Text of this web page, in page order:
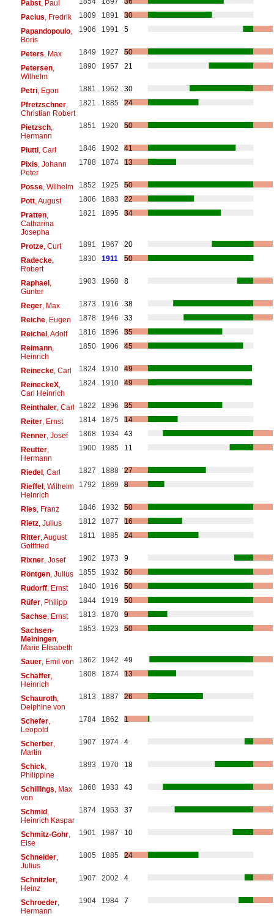
Pabst, Paul
Pacius , Fredrik 1809 1891
30
Papandopoulo,
Boris
1906 1991 5
Peters , Max 1849 1927
50
Petersen,
Wilhelm
1890 1957 21
Petri, Egon 1881 1962
30
Pfretzschner,
Christian Robert
1821 1885 24
Pietzsch,
Hermann
1851 1920 50
Piutti, Carl 1846 1902
41
Pixis , Johann
Peter
1788 1874 13
Posse, Wilhelm 1852 1925
50
Pott, August 1806 1883
22
Pratten,
Catharina
Josepha
1821 1895 34
Protze, Curt 1891 1967
20
Radecke,
Robert
1830 1911 50
Raphael,
Günter
1903 1960 8
Reger, Max 1873 1916
38
Reiche, Eugen 1878 1946
33
Reichel, Adolf 1816 1896
35
Reimann,
Heinrich
1850 1906 45
Reinecke, Carl 1824 1910
49
ReineckeX,
Carl Heinrich
1824 1910 49
Reinthaler, Carl 1822 1896
35
Reiter, Ernst 1814 1875
14
Renner, Josef 1868 1934
43
Reutter,
Hermann
1900 1985 11
Riedel, Carl 1827 1888
27
Rieffel, Wilhelm
Heinrich
1792 1869 8
Ries , Franz 1846 1932
50
Rietz, Julius 1812 1877
16
Ritter, August
Gottfried
1811 1885 24
Rixner, Josef 1902 1973
9
Röntgen, Julius 1855 1932
50
Rudorff, Ernst 1840 1916
50
Rüfer, Philipp 1844 1919
50
Sachse, Ernst 1813 1870
9
Sachsen-
Meiningen,
Marie Elisabeth
1853 1923 50
Sauer, Emil von 1862 1942
49
Schäffer,
Heinrich
1808 1874 13
Schauroth,
Delphine von
1813 1887 26
Schefer,
Leopold
1784 1862 1
Scherber,
Martin
1907 1974 4
Schick,
Philippine
1893 1970 18
Schillings , Max
von
1868 1933 43
Schmid,
Heinrich Kaspar
1874 1953 37
Schmitz-Gohr,
Else
1901 1987 10
Schneider,
Julius
1805 1885 24
Schnitzler,
Heinz
1907 2002 4
Schroeder,
Hermann
1904 1984 7